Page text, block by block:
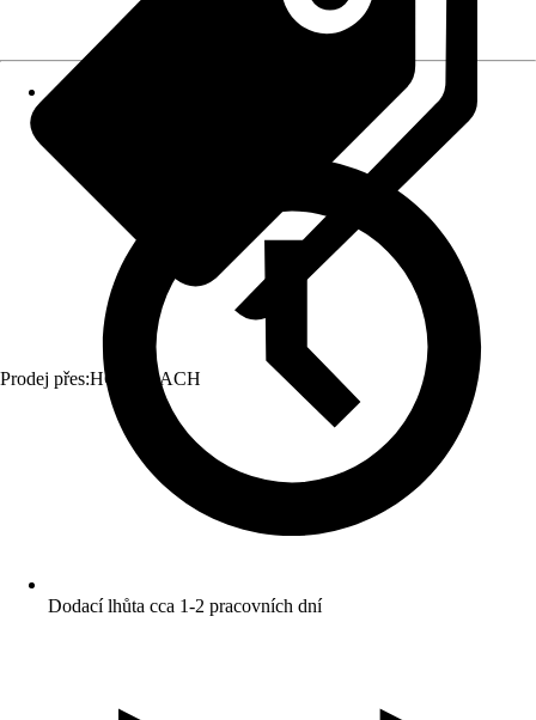
Prodej přes:HORNBACH
Dodací lhůta cca 1-2 pracovních dní